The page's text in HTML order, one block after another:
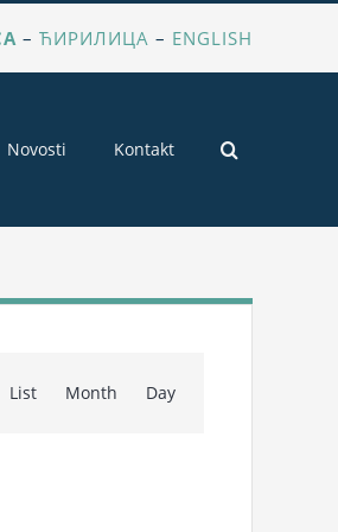
–ЋИРИЛИЦА – ENGLISH
Novosti Kontakt
Views
List Month Day